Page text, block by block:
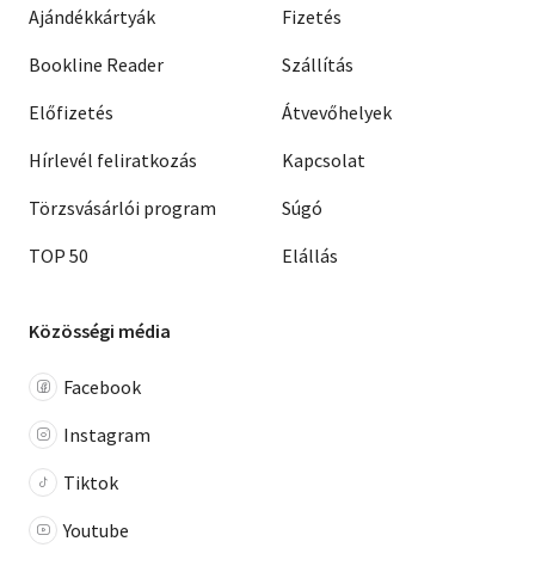
Ajándékkártyák
Bookline Reader
Előfizetés
Hírlevél feliratkozás
Törzsvásárlói program
TOP 50
Fizetés
Szállítás
Átvevőhelyek
Kapcsolat
Súgó
Elállás
Közösségi média
Facebook
Instagram
Tiktok
Youtube